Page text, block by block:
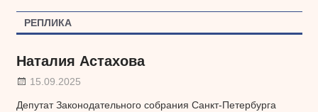
РЕПЛИКА
Наталия Астахова
15.09.2025
Депутат Законодательного собрания Санкт-Петербурга